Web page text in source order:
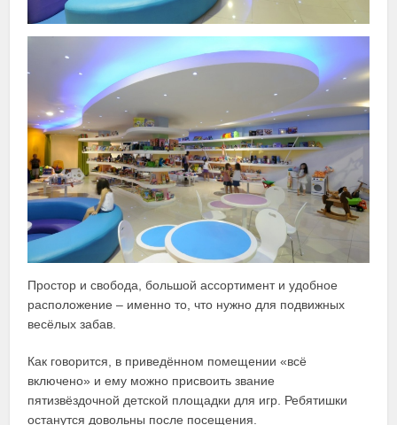
Простор и свобода, большой ассортимент и удобное
расположение – именно то, что нужно для подвижных
весёлых забав.
Как говорится, в приведённом помещении «всё
включено» и ему можно присвоить звание
пятизвёздочной детской площадки для игр. Ребятишки
останутся довольны после посещения.